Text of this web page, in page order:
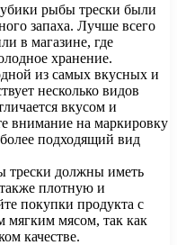
рыбы трески были
запаха. Лучше всего
в магазине, где
хранение.
из самых вкусных и
несколько видов
вкусом и
внимание на маркировку
подходящий вид
трески должны иметь
плотную и
покупки продукта с
мясом, так как
качестве.